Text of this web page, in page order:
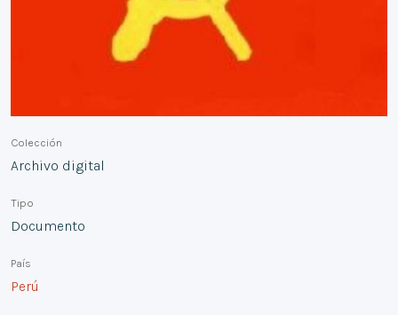
Colección
Archivo digital
Tipo
Documento
País
Perú